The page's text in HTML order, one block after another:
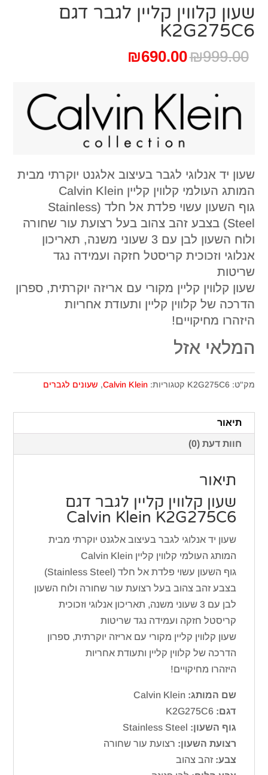
שעון קלווין קליין לגבר דגם
K2G275C6
₪999.00
המחיר
₪999.00.
₪690.00
₪690.00.
שעון יד אנלוגי לגבר בעיצוב אלגנט יוקרתי מבית
המותג העולמי קלווין קליין Calvin Klein
גוף השעון עשוי פלדת אל חלד (Stainless
Steel) בצבע זהב צהוב בעל רצועת עור שחורה
ולוח השעון לבן עם 3 שעוני משנה, תאריכון
אנלוגי וזכוכית קריסטל חזקה ועמידה נגד
שריטות
שעון קלווין קליין מקורי עם אריזה יוקרתית, ספרון
הדרכה של קלווין קליין ותעודת אחריות
היזהרו מחיקויים!
המלאי אזל
מק"ט: K2G275C6 קטגוריות:Calvin Klein
, שעונים לגברים
תיאור
חוות דעת (0)
תיאור
שעון קלווין קליין לגבר דגם
Calvin Klein K2G275C6
שעון יד אנלוגי לגבר בעיצוב אלגנט יוקרתי מבית
המותג העולמי קלווין קליין Calvin Klein
גוף השעון עשוי פלדת אל חלד (Stainless Steel)
בצבע זהב צהוב בעל רצועת עור שחורה ולוח השעון
לבן עם 3 שעוני משנה, תאריכון אנלוגי וזכוכית
קריסטל חזקה ועמידה נגד שריטות
שעון קלווין קליין מקורי עם אריזה יוקרתית, ספרון
הדרכה של קלווין קליין ותעודת אחריות
היזהרו מחיקויים!
שם המותג: Calvin Klein
דגם: K2G275C6
גוף השעון: Stainless Steel
רצועת השעון: רצועת עור שחורה
צבע:זהב צהוב